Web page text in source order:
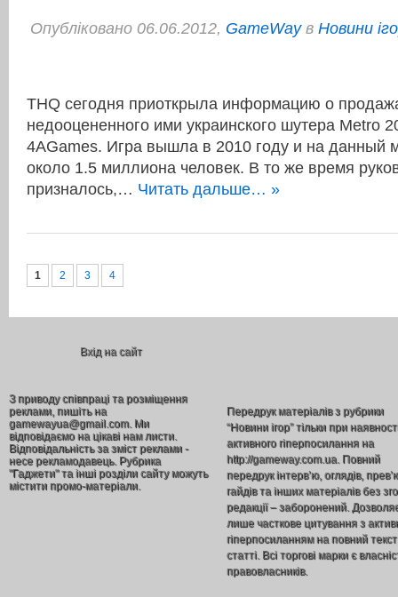
Опубліковано 06.06.2012, GameWayв Новини
THQ cегодня приоткрыла информацию о
недооцененного ими украинского шутера Metro
4АGames. Игра вышла в 2010 году и на данный
около 1.5 миллиона человек. В то же время
призналось,… Читать дальше… »
1 2 3 4
Вхід на сайт
З приводу співпраці та розміщення
реклами, пишіть на
gamewayua@gmail.com. Ми
відповідаємо на цікаві нам листи.
Відповідальність за зміст реклами -
несе рекламодавець. Рубрика
"Гаджети" та інші розділи сайту можуть
містити промо-матеріали.
Передрук матеріалів з рубрики
“Новини ігор” тільки при
активного гіперпосилання на
http://gameway.com.ua. Повний
передрук інтерв’ю, оглядів,
гайдів та інших матеріалів без
редакції – заборонений.
лише часткове цитування з
гіперпосиланням на повний текст
статті. Всі торгові марки є
правовласників.